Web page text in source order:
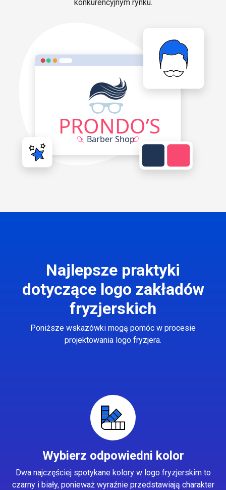
konkurencyjnym rynku.
Najlepsze praktyki
dotyczące logo zakładów
fryzjerskich
Poniższe wskazówki mogą pomóc w procesie
projektowania logo fryzjera.
Wybierz odpowiedni kolor
Dwa najczęściej spotykane kolory w logo fryzjerskim to
czarny i biały, ponieważ wyraźnie przedstawiają charakter